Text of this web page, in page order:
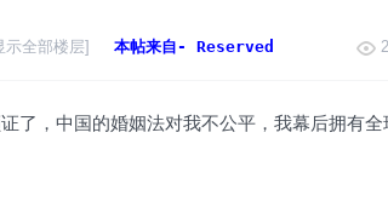
示全部楼层] 本帖来自- Reserved
了，中国的婚姻法对我不公平，我幕后拥有